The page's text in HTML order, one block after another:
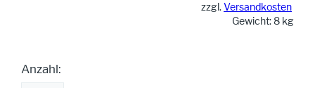
zzgl.Versandkosten
Gewicht: 8 kg
Anzahl: